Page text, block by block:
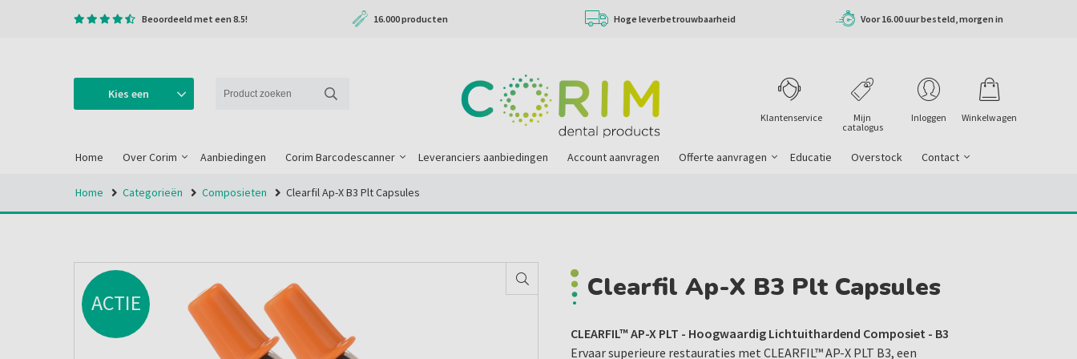
Beoordeeld met een 8.5! 16.000 producten Hoge leverbetrouwbaarheid Voor 16.00 uur besteld, morgen in
Kies een
Winkelwagen
Inloggen
Mijn
catalogus
Klantenservice
Home Over Corim Aanbiedingen Corim Barcodescanner Leveranciers aanbiedingen Account aanvragen Offerte aanvragen Educatie Overstock Contact
Home Categorieën Composieten Clearfil Ap-X B3 Plt Capsules
ACTIE Clearfil Ap-X B3 Plt Capsules
CLEARFIL™ AP-X PLT - Hoogwaardig Lichtuithardend Composiet - B3
Ervaar superieure restauraties met CLEARFIL™ AP-X PLT B3, een